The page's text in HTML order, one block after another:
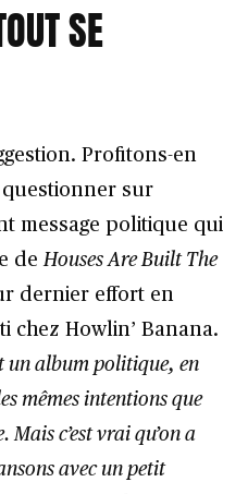
SE
Profitons-en
sur
message politique qui
deHouses Are Built The
dernier effort en
chez Howlin’ Banana.
un album politique, en
mêmes intentions que
c’est vrai qu’on a
avec un petit